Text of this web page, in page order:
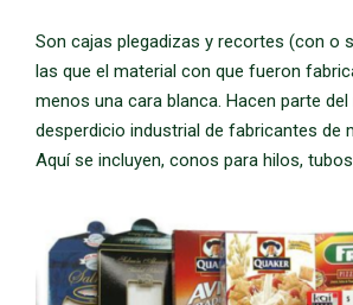
Son cajas plegadizas y recortes (con o
las que el material con que fueron
menos una cara blanca. Hacen parte
desperdicio industrial de fabricantes de
Aquí se incluyen, conos para hilos,